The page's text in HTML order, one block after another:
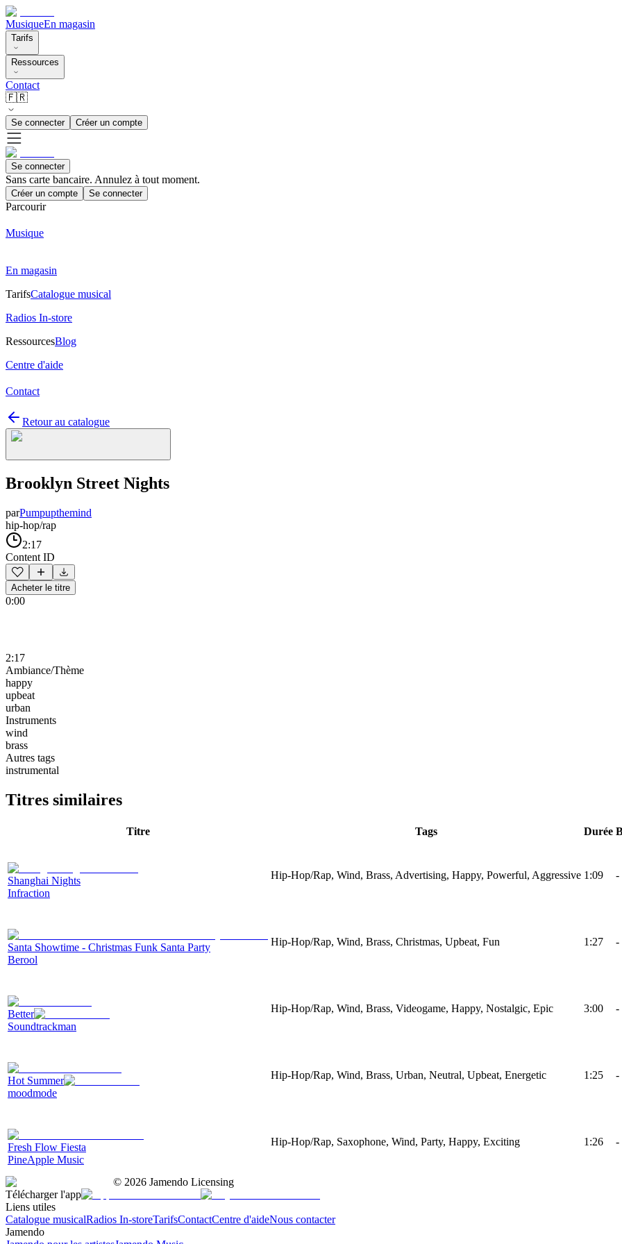
MusiqueEn magasin
Tarifs
Ressources
Contact
🇫🇷
Se connecter Créer un compte
Se connecter
Sans carte bancaire. Annulez à tout moment.
Créer un compte Se connecter
Parcourir
Musique
En magasin
TarifsCatalogue musical
Radios In-store
RessourcesBlog
Centre d'aide
Contact
Retour au catalogue
Brooklyn Street Nights
parPumpupthemind
hip-hop/rap
2:17
Content ID
Acheter le titre
0:00
2:17
Ambiance/Thème
happy
upbeat
urban
Instruments
wind
brass
Autres tags
instrumental
Titres similaires
Titre Tags Durée
Shanghai Nights
Infraction
Hip-Hop/Rap, Wind, Brass, Advertising, Happy, Powerful, Aggressive 1:09 -
Santa Showtime - Christmas Funk Santa Party
Berool
Hip-Hop/Rap, Wind, Brass, Christmas, Upbeat, Fun 1:27 -
Better
Soundtrackman
Hip-Hop/Rap, Wind, Brass, Videogame, Happy, Nostalgic, Epic 3:00 -
Hot Summer
moodmode
Hip-Hop/Rap, Wind, Brass, Urban, Neutral, Upbeat, Energetic 1:25 -
Fresh Flow Fiesta
PineApple Music
Hip-Hop/Rap, Saxophone, Wind, Party, Happy, Exciting 1:26 -
© 2026 Jamendo Licensing
Télécharger l'app
Liens utiles
Catalogue musicalRadios In-storeTarifsContactCentre d'aideNous contacter
Jamendo